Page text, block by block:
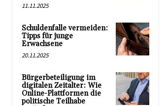
11.11.2025
Schuldenfalle vermeiden:
Tipps für junge
Erwachsene
20.11.2025
Bürgerbeteiligung im
digitalen Zeitalter: Wie
Online-Plattformen die
politische Teilhabe